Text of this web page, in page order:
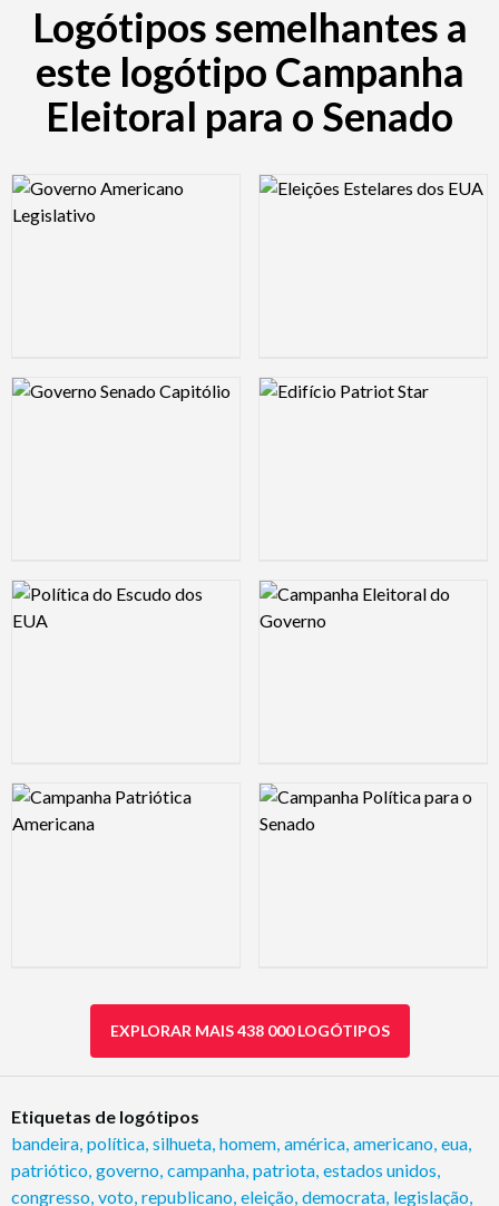
Logótipos semelhantes a
este logótipo Campanha
Eleitoral para o Senado
Logo Preview Image Logo Preview Image
Logo Preview Image Logo Preview Image
Logo Preview Image Logo Preview Image
Logo Preview Image Logo Preview Image
EXPLORAR MAIS 438 000 LOGÓTIPOS
Etiquetas de logótipos
bandeira política silhueta homem américa americano eua
patriótico governo campanha patriota estados unidos
congresso voto republicano eleição democrata legislação